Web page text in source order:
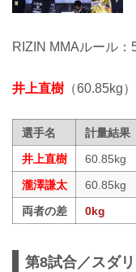
RIZIN MMAルール：
井上直樹 （60.85kg
選手名 計量結果
井上直樹
60.85kg
瀧澤謙太
60.85kg
両者の差
0kg
第8試合／スダ